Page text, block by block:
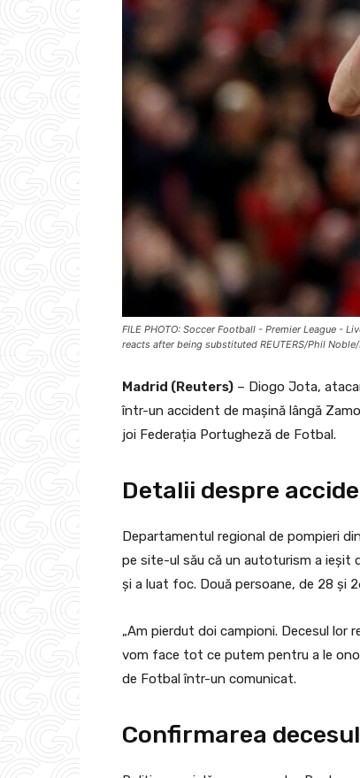
FILE PHOTO: Soccer Football - Premier League -
reacts after being substituted REUTERS/Phil
Madrid (Reuters) – Diogo Jota,
într-un accident de mașină lângă
joi Federația Portugheză de Fotbal.
Detalii despre
Departamentul regional de pompieri
pe site-ul său că un autoturism a ieșit
și a luat foc. Două persoane, de 28 și
„Am pierdut doi campioni. Decesul lor
vom face tot ce putem pentru a le
de Fotbal într-un comunicat.
Confirmarea